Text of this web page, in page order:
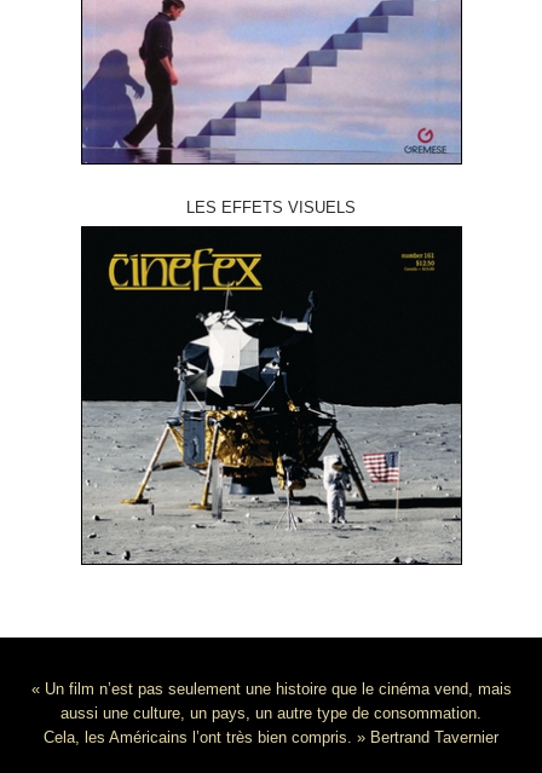
LES EFFETS VISUELS
« Un film n’est pas seulement une histoire que le cinéma vend, mais
aussi une culture, un pays, un autre type de consommation.
Cela, les Américains l’ont très bien compris. » Bertrand Tavernier